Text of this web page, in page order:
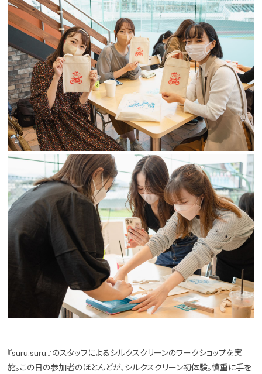
『suru.suru.』のスタッフによるシルクスクリーンのワークショップを実
施。この日の参加者のほとんどが、シルクスクリーン初体験。慎重に手を